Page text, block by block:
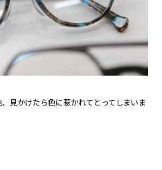
見かけたら色に惹かれてとってしまいま